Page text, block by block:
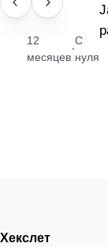
ПРОФЕССИЯ
12
месяцев
·
С
нуля
Хекслет